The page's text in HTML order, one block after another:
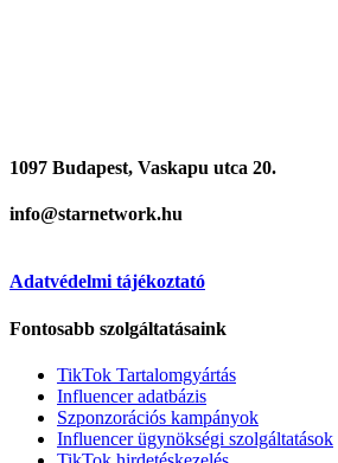
1097 Budapest, Vaskapu utca 20.
info@starnetwork.hu
Adatvédelmi tájékoztató
Fontosabb szolgáltatásaink
TikTok Tartalomgyártás
Influencer adatbázis
Szponzorációs kampányok
Influencer ügynökségi szolgáltatások